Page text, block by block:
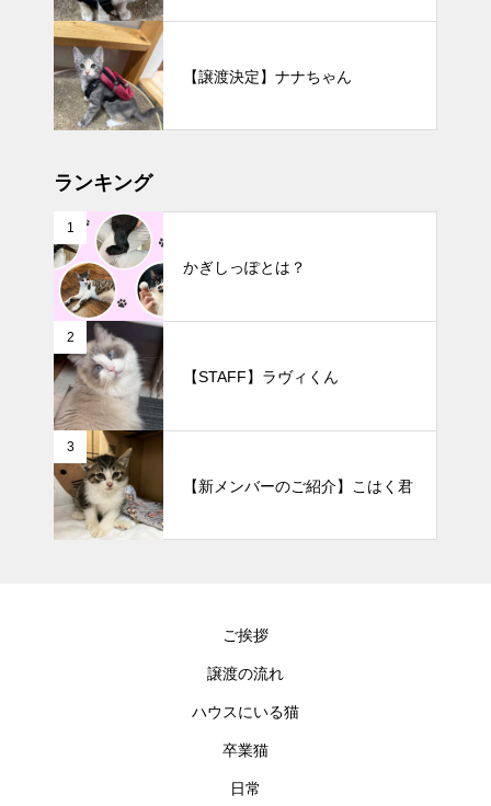
【譲渡決定】ナナちゃん
ランキング
1
かぎしっぽとは？
2
【STAFF】ラヴィくん
3
【新メンバーのご紹介】こはく君
ご挨拶
譲渡の流れ
ハウスにいる猫
卒業猫
日常